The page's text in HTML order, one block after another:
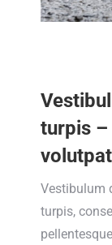
turpis –
Vestibulum
turpis,